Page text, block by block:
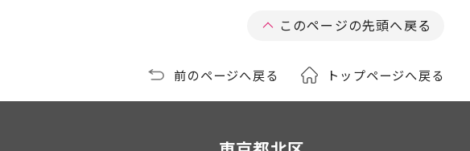
このページの先頭へ戻る
前のページへ戻る トップページへ戻る